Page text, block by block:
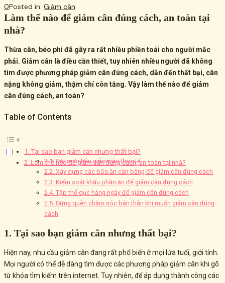
0Posted in: Giảm cân
Làm thế nào để giảm cân đúng cách, an toàn tại
nhà?
Thừa cân, béo phì đã gây ra rất nhiều phiền toái cho người mắc
phải. Giảm cân là điều cần thiết, tuy nhiên nhiều người đã không
tìm được phương pháp giảm cân đúng cách, dẫn đến thất bại, cân
nặng không giảm, thậm chí còn tăng. Vậy làm thế nào để giảm
cân đúng cách, an toàn?
Table of Contents
1. Tại sao bạn giảm cân nhưng thất bại?
2. Làm thế nào để giảm cân đúng cách, an toàn tại nhà?
2.1. Đặt mục tiêu giảm cân thực tế
2.2. Xây dựng các bữa ăn cân bằng để giảm cân đúng cách
2.3. Kiểm soát khẩu phần ăn để giảm cân đúng cách
2.4. Tập thể dục hàng ngày để giảm cân đúng cách
2.5. Đừng quên chăm sóc bản thân khi muốn giảm cân đúng
cách
1. Tại sao bạn giảm cân nhưng thất bại?
Hiện nay, nhu cầu giảm cân đang rất phổ biến ở mọi lứa tuổi, giới tính.
Mọi người có thể dễ dàng tìm được các phương pháp giảm cân khi gõ
từ khóa tìm kiếm trên internet. Tuy nhiên, để áp dụng thành công các